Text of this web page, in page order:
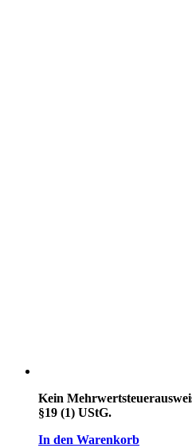
Kein
§19 (1) UStG.
In den Warenkorb